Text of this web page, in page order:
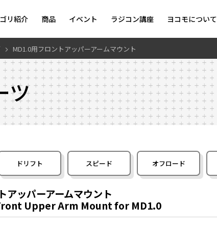
リ紹介 商品 イベント ラジコン講座 ヨコモについて
MD1.0用フロントアッパーアームマウント
ツ
ドリフト スピード オフロード
アッパーアームマウント
Upper Arm Mount for MD1.0